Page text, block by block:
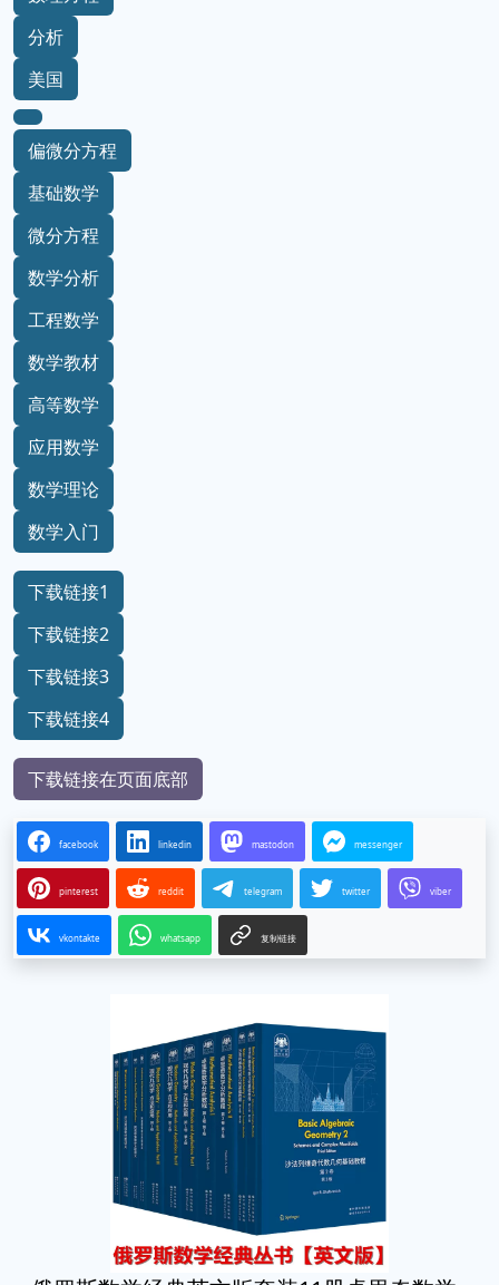
分析
美国
偏微分方程
基础数学
微分方程
数学分析
工程数学
数学教材
高等数学
应用数学
数学理论
数学入门
下载链接1
下载链接2
下载链接3
下载链接4
下载链接在页面底部
facebook linkedin mastodon messenger
pinterest reddit telegram twitter viber
vkontakte whatsapp 复制链接